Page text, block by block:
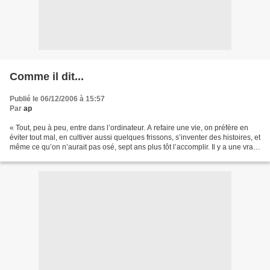
Comme il dit...
Publié le 06/12/2006 à 15:57
Par ap
« Tout, peu à peu, entre dans l’ordinateur. A refaire une vie, on préfère en
éviter tout mal, en cultiver aussi quelques frissons, s’inventer des histoires, et
même ce qu’on n’aurait pas osé, sept ans plus tôt l’accomplir. Il y a une vraie